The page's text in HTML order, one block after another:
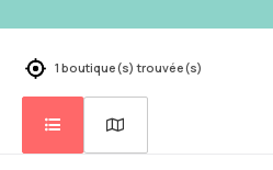
1 boutique(s) trouvée(s)